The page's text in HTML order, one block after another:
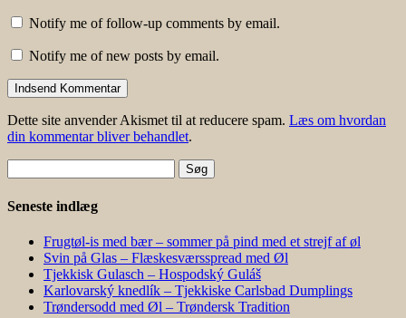
Notify me of follow-up comments by email.
Notify me of new posts by email.
Dette site anvender Akismet til at reducere spam. Læs om hvordan
din kommentar bliver behandlet.
efter:
Seneste indlæg
Frugtøl-is med bær – sommer på pind med et strejf af øl
Svin på Glas – Flæskesværsspread med Øl
Tjekkisk Gulasch – Hospodský Guláš
Karlovarský knedlík – Tjekkiske Carlsbad Dumplings
Trøndersodd med Øl – Trøndersk Tradition